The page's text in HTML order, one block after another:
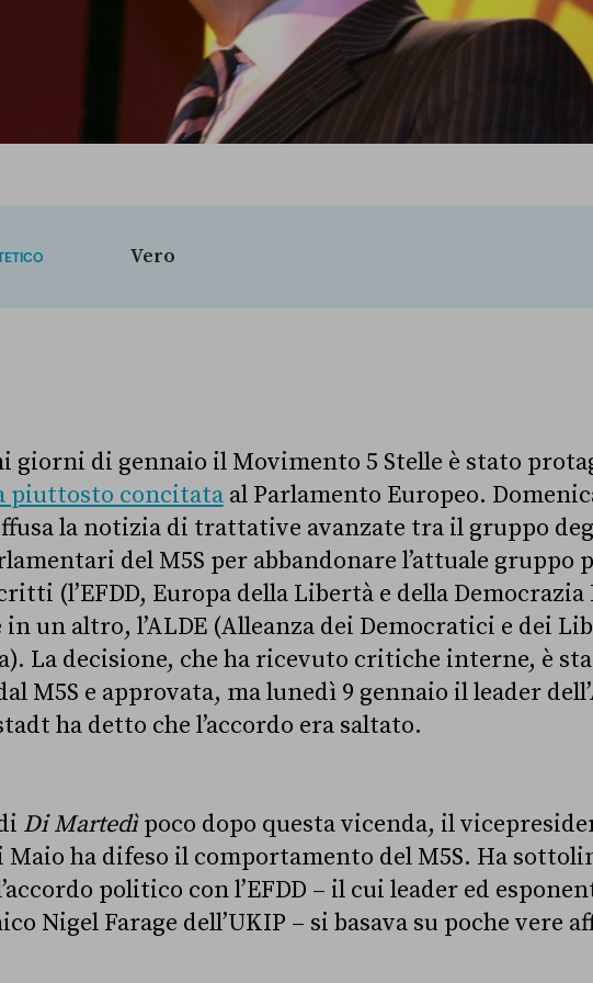
Vero
giorni di gennaio il Movimento 5 Stelle è stato
piuttosto concitataal Parlamento Europeo.
la notizia di trattative avanzate tra il gruppo
del M5S per abbandonare l’attuale gruppo
(l’EFDD, Europa della Libertà e della
un altro, l’ALDE (Alleanza dei Democratici e dei
La decisione, che ha ricevuto critiche interne, è
M5S e approvata, ma lunedì 9 gennaio il leader
ha detto che l’accordo era saltato.
Di Martedìpoco dopo questa vicenda, il
Maio ha difeso il comportamento del M5S. Ha
politico con l’EFDD – il cui leader ed
Nigel Farage dell’UKIP – si basava su poche vere